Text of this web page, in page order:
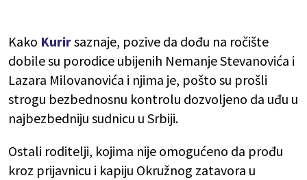
Kako Kurirsaznaje, pozive da dođu na ročište
dobile su porodice ubijenih Nemanje Stevanovića i
Lazara Milovanovića i njima je, pošto su prošli
strogu bezbednosnu kontrolu dozvoljeno da uđu u
najbezbedniju sudnicu u Srbiji.
Ostali roditelji, kojima nije omogućeno da prođu
kroz prijavnicu i kapiju Okružnog zatavora u